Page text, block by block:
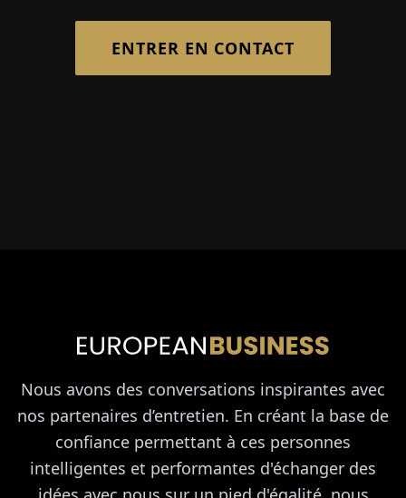
ENTRER EN CONTACT
Nous avons des conversations inspirantes avec
nos partenaires d’entretien. En créant la base de
confiance permettant à ces personnes
intelligentes et performantes d'échanger des